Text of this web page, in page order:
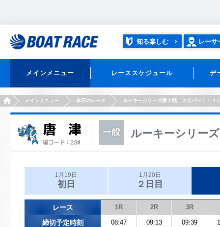
知る楽しむ レーサ
メインメニュー レーススケジュール デ
HOMEメインメニュー 本日のレース ルーキーシリーズ第２戦 スカパー！・Ｊ
ルーキーシリー
1月19日
初日
1月20日
２日目
レース 1R 2R 3R
締切予定時刻 08:47 09:13 09:39